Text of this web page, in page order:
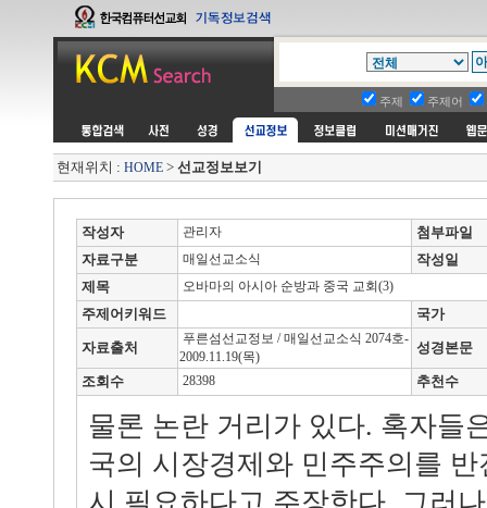
주제 주제어
현재위치 : HOME > 선교정보보기
작성자 관리자
첨부파일
자료구분
매일선교소식
작성일
제목
오바마의 아시아 순방과 중국 교회(3)
주제어키워드 국가
자료출처
푸른섬선교정보 / 매일선교소식 2074호-
2009.11.19(목)
성경본문
조회수 28398 추천수
물론 논란 거리가 있다. 혹자들
국의 시장경제와 민주주의를